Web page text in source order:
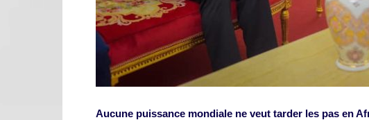
Aucune puissance mondiale ne veut tarder les pas en